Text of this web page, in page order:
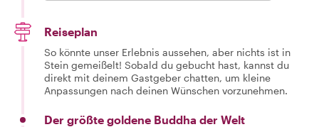
Reiseplan
So könnte unser Erlebnis aussehen, aber nichts ist in
Stein gemeißelt! Sobald du gebucht hast, kannst du
direkt mit deinem Gastgeber chatten, um kleine
Anpassungen nach deinen Wünschen vorzunehmen.
Der größte goldene Buddha der Welt